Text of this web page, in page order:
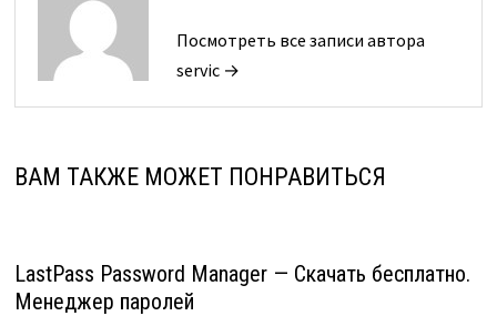
Посмотреть все записи автора
servic →
ВАМ ТАКЖЕ МОЖЕТ ПОНРАВИТЬСЯ
LastPass Password Manager — Скачать бесплатно.
Менеджер паролей